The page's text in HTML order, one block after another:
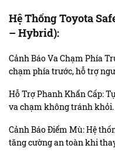
Hệ Thống Toyota
– Hybrid):
Cảnh Báo Va Chạm Phía
chạm phía trước, hỗ trợ
Hỗ Trợ Phanh Khẩn Cấp:
va chạm không tránh khỏi.
Cảnh Báo Điểm Mù: Hệ
tăng cường an toàn khi